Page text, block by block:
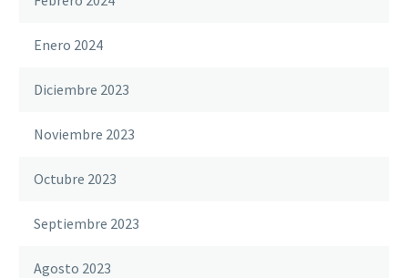
Enero 2024
Diciembre 2023
Noviembre 2023
Octubre 2023
Septiembre 2023
Agosto 2023